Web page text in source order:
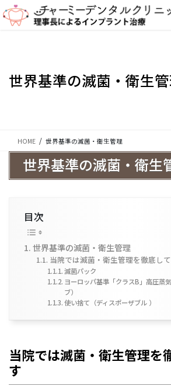
ン
ビ
世界基準の滅菌・衛生
HOME 世界基準の滅菌・衛生管理
世界基準の滅菌・衛生
目次
世界基準の滅菌・衛生管理
当院では滅菌・衛生管理を徹底し
滅菌パック
ヨーロッパ基準「クラスB」高圧蒸
ブ）
使い捨て（ディスポーザブル ）
当院では滅菌・衛生管理を
す